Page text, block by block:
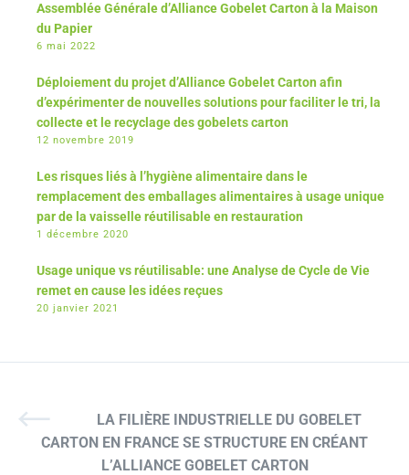
Assemblée Générale d’Alliance Gobelet Carton à la Maison
du Papier
6 mai 2022
Déploiement du projet d’Alliance Gobelet Carton afin
d’expérimenter de nouvelles solutions pour faciliter le tri, la
collecte et le recyclage des gobelets carton
12 novembre 2019
Les risques liés à l’hygiène alimentaire dans le
remplacement des emballages alimentaires à usage unique
par de la vaisselle réutilisable en restauration
1 décembre 2020
Usage unique vs réutilisable: une Analyse de Cycle de Vie
remet en cause les idées reçues
20 janvier 2021
LA FILIÈRE INDUSTRIELLE DU GOBELET
CARTON EN FRANCE SE STRUCTURE EN CRÉANT
L’ALLIANCE GOBELET CARTON